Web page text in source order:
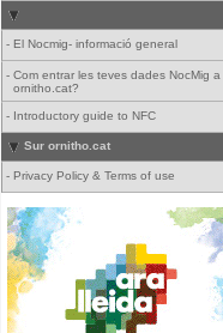
- El Nocmig- informació general
- Com entrar les teves dades NocMig a
ornitho.cat?
- Introductory guide to NFC
Sur ornitho.cat
- Privacy Policy & Terms of use